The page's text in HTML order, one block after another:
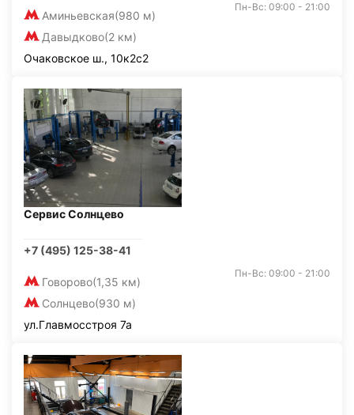
Аминьевская(980 м)
Давыдково(2 км)
Пн-Вс: 09:00 - 21:00
Очаковское ш., 10к2с2
Сервис Солнцево
+7 (495) 125-38-41
Говорово(1,35 км)
Солнцево(930 м)
Пн-Вс: 09:00 - 21:00
ул.Главмосстроя 7а